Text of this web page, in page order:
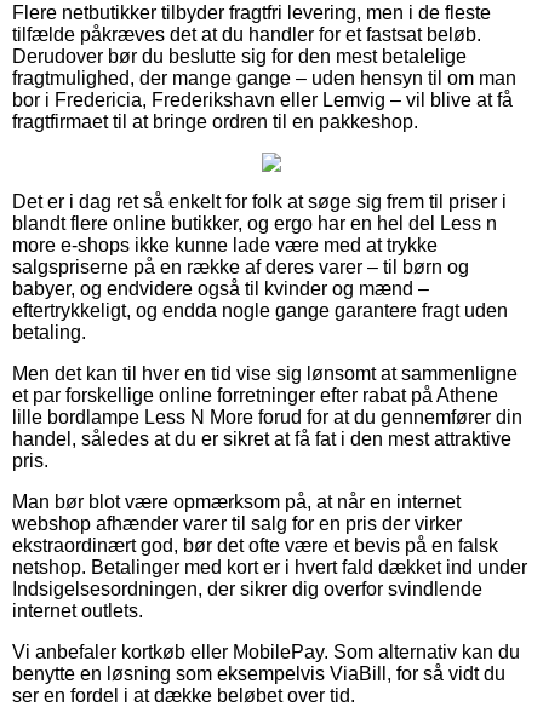
Flere netbutikker tilbyder fragtfri levering, men i de fleste
tilfælde påkræves det at du handler for et fastsat beløb.
Derudover bør du beslutte sig for den mest betalelige
fragtmulighed, der mange gange – uden hensyn til om man
bor i Fredericia, Frederikshavn eller Lemvig – vil blive at få
fragtfirmaet til at bringe ordren til en pakkeshop.
Det er i dag ret så enkelt for folk at søge sig frem til priser i
blandt flere online butikker, og ergo har en hel del Less n
more e-shops ikke kunne lade være med at trykke
salgspriserne på en række af deres varer – til børn og
babyer, og endvidere også til kvinder og mænd –
eftertrykkeligt, og endda nogle gange garantere fragt uden
betaling.
Men det kan til hver en tid vise sig lønsomt at sammenligne
et par forskellige online forretninger efter rabat på Athene
lille bordlampe Less N More forud for at du gennemfører din
handel, således at du er sikret at få fat i den mest attraktive
pris.
Man bør blot være opmærksom på, at når en internet
webshop afhænder varer til salg for en pris der virker
ekstraordinært god, bør det ofte være et bevis på en falsk
netshop. Betalinger med kort er i hvert fald dækket ind under
Indsigelsesordningen, der sikrer dig overfor svindlende
internet outlets.
Vi anbefaler kortkøb eller MobilePay. Som alternativ kan du
benytte en løsning som eksempelvis ViaBill, for så vidt du
ser en fordel i at dække beløbet over tid.